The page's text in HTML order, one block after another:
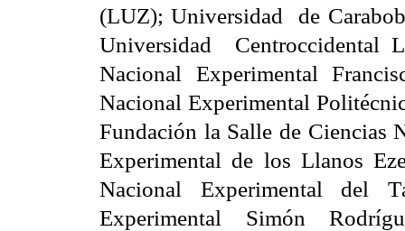
(LUZ); Universidad
de
Universidad
Centroccidental
Nacional Experimental
Nacional Experimental
Fundación la Salle de Ciencias
Experimental de los Llanos
Nacional Experimental del
Experimental Simón